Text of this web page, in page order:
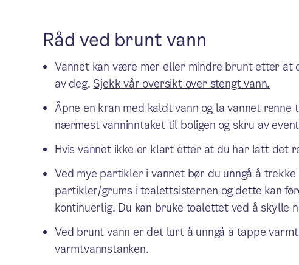
Råd ved brunt vann
Vannet kan være mer eller mindre brunt etter
av deg. Sjekk vår oversikt over stengt vann.
Åpne en kran med kaldt vann og la vannet
nærmest vanninntaket til boligen og skru av
Hvis vannet ikke er klart etter at du har latt det
Ved mye partikler i vannet bør du unngå å
partikler/grums i toalettsisternen og dette kan
kontinuerlig. Du kan bruke toalettet ved å skylle
Ved brunt vann er det lurt å unngå å tappe
varmtvannstanken.